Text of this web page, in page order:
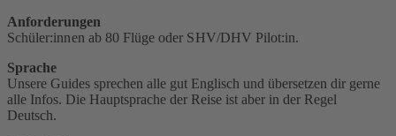
Anforderungen
Schüler:innen ab 80 Flüge oder SHV/DHV Pilot:in‭.
Sprache
Unsere Guides sprechen alle gut Englisch und übersetzen dir gerne
alle Infos. Die Hauptsprache der Reise ist aber in der Regel
Deutsch.